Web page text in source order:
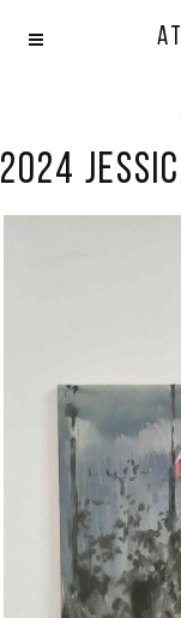
2024